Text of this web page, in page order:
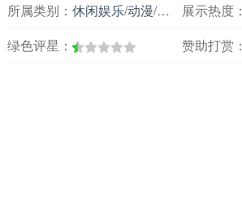
所属类别： 休闲娱乐/动漫/动漫综合展示热度：
绿色评星：
赞助打赏：